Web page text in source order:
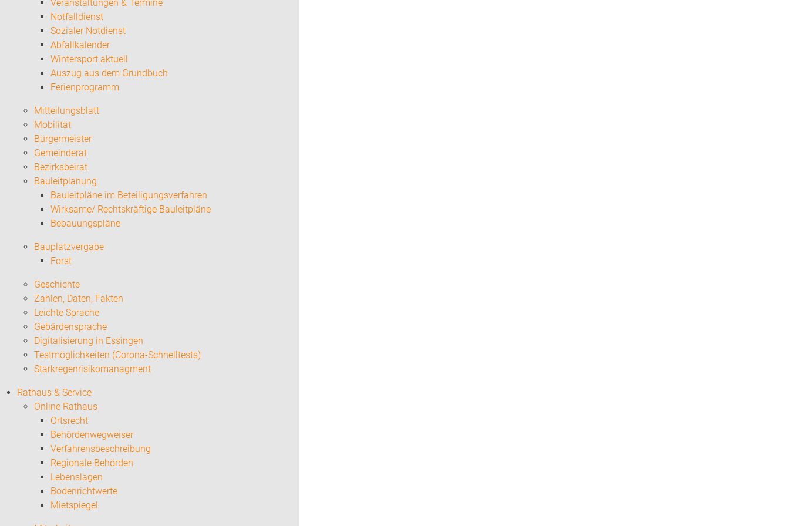
Veranstaltungen & Termine
Notfalldienst
Sozialer Notdienst
Abfallkalender
Wintersport aktuell
Auszug aus dem Grundbuch
Ferienprogramm
Mitteilungsblatt
Mobilität
Bürgermeister
Gemeinderat
Bezirksbeirat
Bauleitplanung
Bauleitpläne im Beteiligungsverfahren
Wirksame/ Rechtskräftige Bauleitpläne
Bebauungspläne
Bauplatzvergabe
Forst
Geschichte
Zahlen, Daten, Fakten
Leichte Sprache
Gebärdensprache
Digitalisierung in Essingen
Testmöglichkeiten (Corona-Schnelltests)
Starkregenrisikomanagment
Rathaus & Service
Online Rathaus
Ortsrecht
Behördenwegweiser
Verfahrensbeschreibung
Regionale Behörden
Lebenslagen
Bodenrichtwerte
Mietspiegel